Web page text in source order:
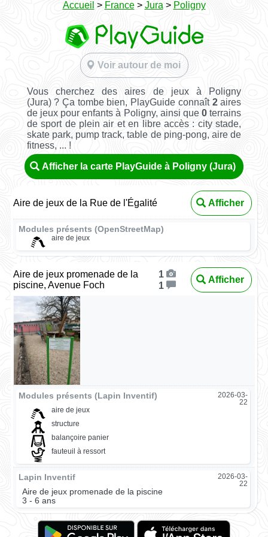
Accueil > France> Jura > Poligny
Voir autour de moi
Vous cherchez des aires de jeux à Poligny
(Jura) ? Ça tombe bien, PlayGuide connaît 2aires
de jeux pour enfants à Poligny, ainsi que0 terrains
de sport de plein air et en libre accès : city stade,
skate park, pump track, table de ping-pong, aire de
fitness, ... !
Afficher la carte PlayGuide à Poligny (Jura)
Aire de jeux de la Rue de l'Égalité Afficher
Modules présents (OpenStreetMap)
aire de jeux
Aire de jeux promenade de la
piscine, Avenue Foch
1
1
Afficher
Modules présents (Lapin Inventif)
2026-03-
22
aire de jeux
structure
balançoire panier
fauteuil à ressort
Lapin Inventif
2026-03-
22
Aire de jeux promenade de la piscine
3 - 6 ans